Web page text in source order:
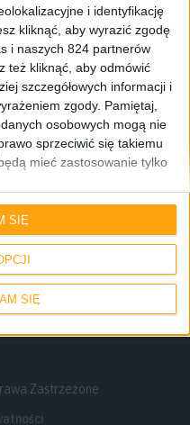
i identyfikację
kliknąć, aby wyrazić zgodę
i naszych 824 partnerów
też kliknąć, aby odmówić
szczegółowych informacji i
zgody. Pamiętaj,
osobowych mogą nie
sprzeciwić się takiemu
mieć zastosowanie tylko
SIĘ
SIĘ
wyglądają ceny
Zastrzeżone